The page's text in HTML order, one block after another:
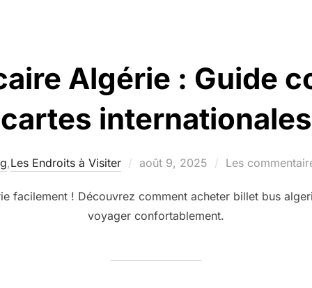
Algérie : Guide
cartes internationales
,Les Endroits à Visiter
Publié
août 9, 2025 Les
facilement ! Découvrez comment acheter billet bus
voyager confortablement.